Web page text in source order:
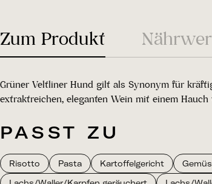
Zum Produkt
Grüner Veltliner Hund gilt als Synonym für
extraktreichen, eleganten Wein mit einem Hauch
PASST ZU
Risotto Pasta Kartoffelgericht